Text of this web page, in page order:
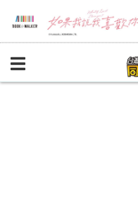
BOOKY書集倉庫